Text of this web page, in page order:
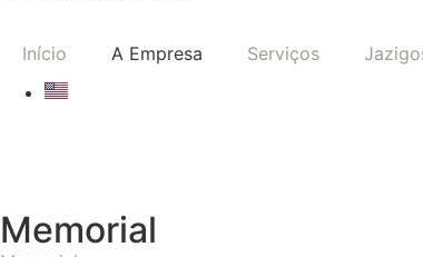
Início A Empresa Serviços
Memorial